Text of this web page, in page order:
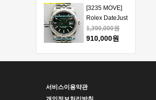
- 롤렉스 데이져
스트 오토매틱
베스트에디션
[3235 MOVE]
Rolex DateJust
41mm 126334
904L SS ERF
1,390,000원
910,000원
904L SS ERF
1:1Best Edition
910,000원
서비스이용약관